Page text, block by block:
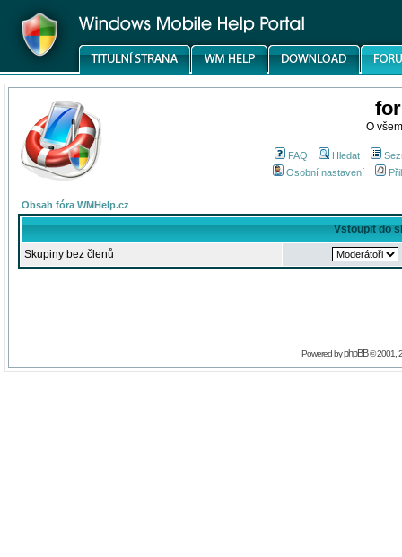
O
FAQ Hledat
Osobní nastavení
Obsah fóra WMHelp.cz
Vstoupit do
Skupiny bez členů
Powered byphpBB© 2001,